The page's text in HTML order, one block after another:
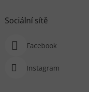
Sociální sítě
Facebook
Instagram